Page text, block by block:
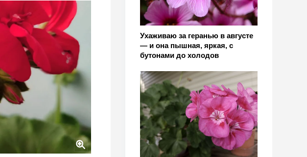
Ухаживаю за геранью в августе
— и она пышная, яркая, с
бутонами до холодов